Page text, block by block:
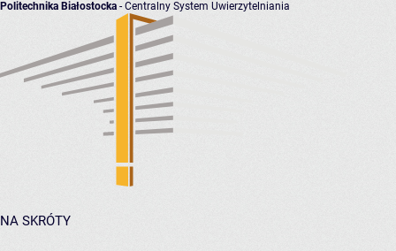
Politechnika Białostocka - Centralny System Uwierzytelniania
NA SKRÓTY